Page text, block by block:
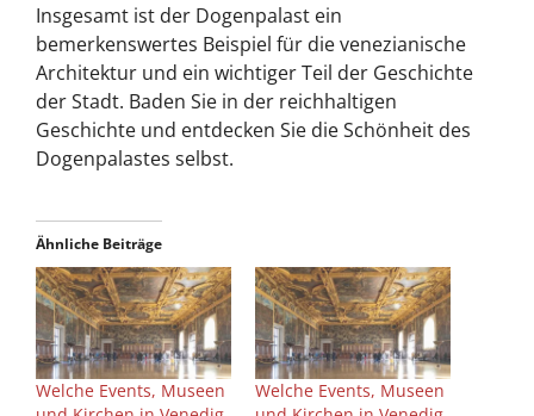
Insgesamt ist der Dogenpalast ein
bemerkenswertes Beispiel für die venezianische
Architektur und ein wichtiger Teil der Geschichte
der Stadt. Baden Sie in der reichhaltigen
Geschichte und entdecken Sie die Schönheit des
Dogenpalastes selbst.
Ähnliche Beiträge
Welche Events, Museen
Welche Events, Museen